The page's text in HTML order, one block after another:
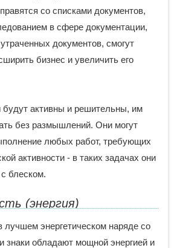
со списками документов,
в сфере документации,
документов, смогут
бизнес и увеличить его
будут активны и решительны, им
без размышлений. Они могут
любых работ, требующих
активности - в таких задачах они
блеском.
(энергия)
энергетическом наряде со
знаки обладают мощной энергией и